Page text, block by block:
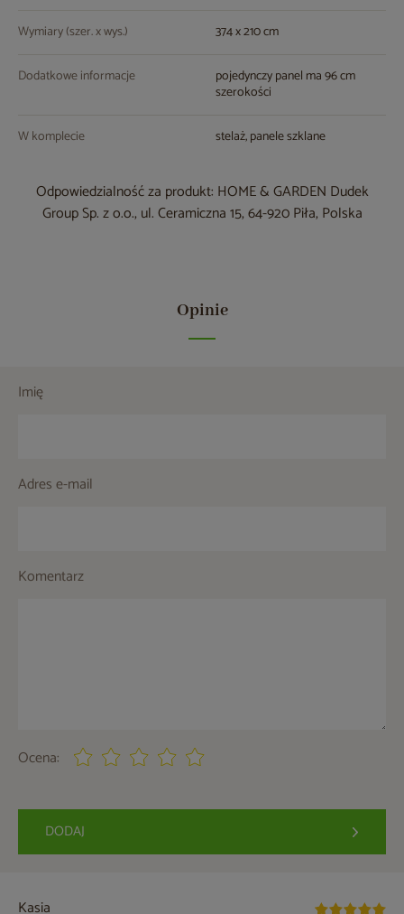
Wymiary (szer. x wys.) 374 x 210 cm
Dodatkowe informacje pojedynczy panel ma 96 cm
szerokości
W komplecie stelaż, panele szklane
Odpowiedzialność za produkt: HOME & GARDEN Dudek
Group Sp. z o.o., ul. Ceramiczna 15, 64-920 Piła, Polska
Opinie
Imię
Adres e-mail
Komentarz
Ocena:
DODAJ
Kasia